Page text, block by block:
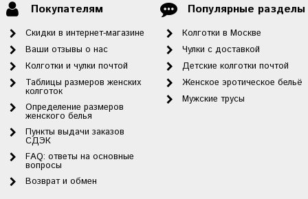
Покупателям
Скидки в интернет-магазине
Ваши отзывы о нас
Колготки и чулки почтой
Таблицы размеров женских
колготок
Определение размеров
женского белья
Пункты выдачи заказов
СДЭК
FAQ: ответы на основные
вопросы
Возврат и обмен
Популярные разделы
Колготки в Москве
Чулки с доставкой
Детские колготки почтой
Женское эротическое бельё
Мужские трусы